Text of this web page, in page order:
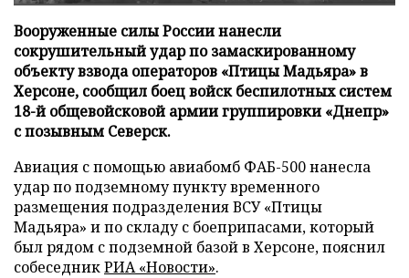
Вооруженные силы России нанесли
сокрушительный удар по замаскированному
объекту взвода операторов «Птицы Мадьяра» в
Херсоне, сообщил боец войск беспилотных систем
18-й общевойсковой армии группировки «Днепр»
с позывным Северск.
Авиация с помощью авиабомб ФАБ-500 нанесла
удар по подземному пункту временного
размещения подразделения ВСУ «Птицы
Мадьяра» и по складу с боеприпасами, который
был рядом с подземной базой в Херсоне, пояснил
собеседникРИА «Новости».